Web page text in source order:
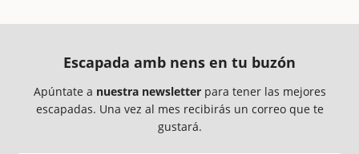
Escapada amb nens en tu buzón
Apúntate a nuestra newsletterpara tener las mejores
escapadas. Una vez al mes recibirás un correo que te
gustará.